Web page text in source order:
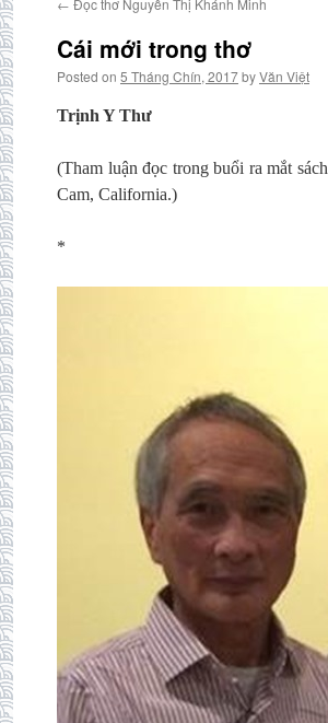
← Đọc thơ Nguyễn Thị Khánh Minh
Cái mới trong thơ
Posted on 5 Tháng Chín, 2017byVăn Việt
Trịnh Y Thư
(Tham luận đọc trong buổi ra mắt sách
Cam, California.)
*